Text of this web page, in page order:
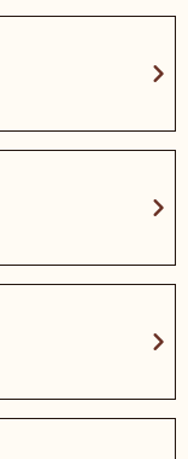
chevron_right
chevron_right
chevron_right